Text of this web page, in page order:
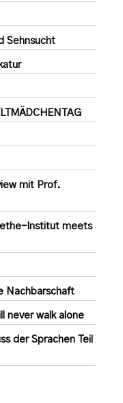
Sehnsucht
mit Prof.
Institut meets
Nachbarschaft
never walk alone
der Sprachen Teil